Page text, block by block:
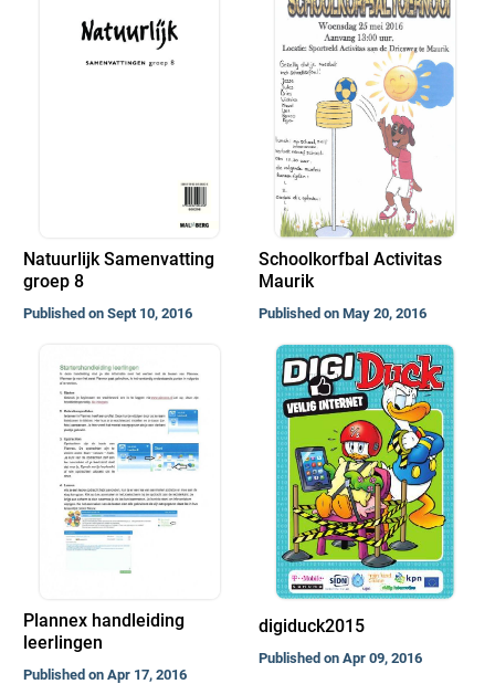
Natuurlijk Samenvatting
groep 8
Published on Sept 10, 2016
Schoolkorfbal Activitas
Maurik
Published on May 20, 2016
Plannex handleiding
leerlingen
Published on Apr 17, 2016
digiduck2015
Published on Apr 09, 2016